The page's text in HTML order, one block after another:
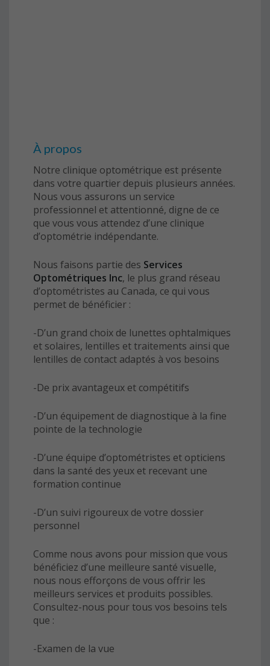
À propos
Notre clinique optométrique est présente
dans votre quartier depuis plusieurs années.
Nous vous assurons un service
professionnel et attentionné, digne de ce
que vous vous attendez d’une clinique
d’optométrie indépendante.
Nous faisons partie des Services
Optométriques Inc, le plus grand réseau
d’optométristes au Canada, ce qui vous
permet de bénéficier :
-D’un grand choix de lunettes ophtalmiques
et solaires, lentilles et traitements ainsi que
lentilles de contact adaptés à vos besoins
-De prix avantageux et compétitifs
-D’un équipement de diagnostique à la fine
pointe de la technologie
-D’une équipe d’optométristes et opticiens
dans la santé des yeux et recevant une
formation continue
-D’un suivi rigoureux de votre dossier
personnel
Comme nous avons pour mission que vous
bénéficiez d’une meilleure santé visuelle,
nous nous efforçons de vous offrir les
meilleurs services et produits possibles.
Consultez-nous pour tous vos besoins tels
que :
-Examen de la vue